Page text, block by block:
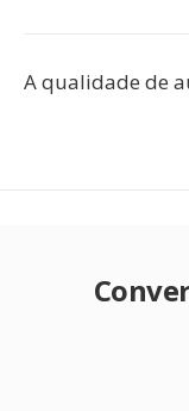
A qualidade de